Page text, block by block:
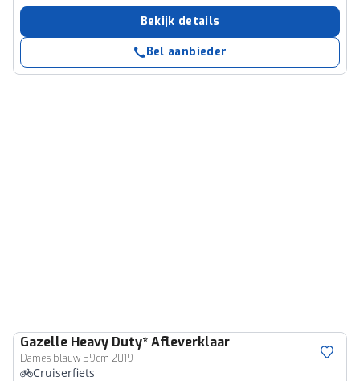
Bekijk details
Bel aanbieder
Gazelle Heavy Duty* Afleverklaar
Dames blauw 59cm 2019
Cruiserfiets